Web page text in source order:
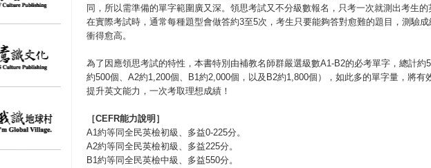
同，所以需準備的單字範圍廣又深。領思考試又不分級數報名，只考一次就測出考生的
在實際考試時，通常每種題型會做答約3至5次，考生只要能夠答對愈難的題目，測驗成
衝得愈高。
為了因應領思考試的特性，本書特別由補教名師群嚴選級數A1-B2的必考單字，總計約
約500個、A2約1,200個、B1約2,000個，以及B2約1,800個），如此多的單字量，將有
提升英文能力，一次考取理想成績！
［CEFR能力說明］
A1約等同全民英檢初級、多益0-225分。
A2約等同全民英檢初級、多益225分。
B1約等同全民英檢中級、多益550分。